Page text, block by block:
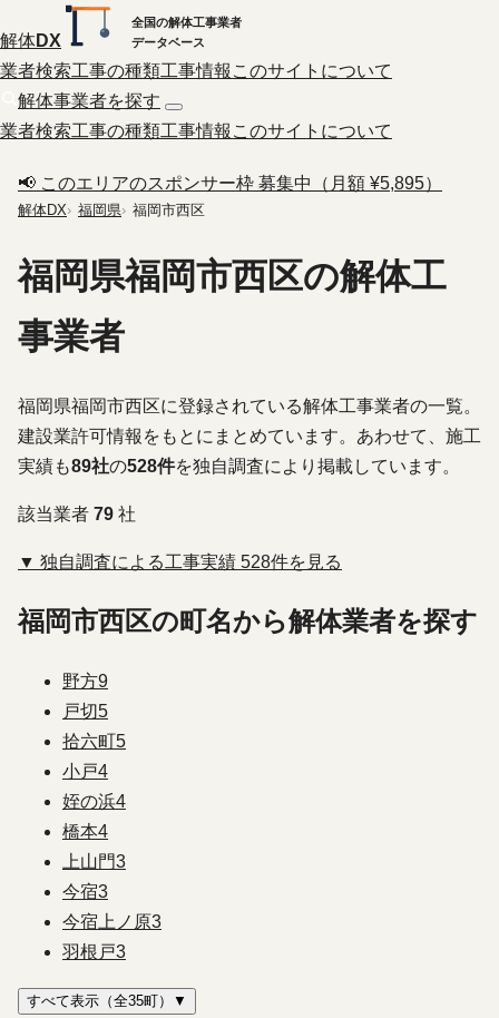
解体DX
全国の解体工事業者
データベース
業者検索工事の種類工事情報 このサイトについて
解体事業者を探す
業者検索工事の種類工事情報 このサイトについて
📢 このエリアのスポンサー枠 募集中（月額 ¥5,895）
解体DX 福岡県 福岡市西区
福岡県福岡市西区の解体工
事業者
福岡県福岡市西区に登録されている解体工事業者の一覧。
建設業許可情報をもとにまとめています。あわせて、施工
実績も89社の528件を独自調査により掲載しています。
該当業者 79 社
▼ 独自調査による工事実績 528件を見る
福岡市西区の町名から解体業者を探す
野方9
戸切5
拾六町5
小戸4
姪の浜4
橋本4
上山門3
今宿3
今宿上ノ原3
羽根戸3
すべて表示（全35町）▼